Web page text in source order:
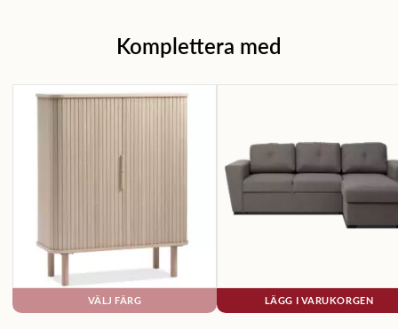
Komplettera med
VÄLJ FÄRG LÄGG I VARUKORGEN